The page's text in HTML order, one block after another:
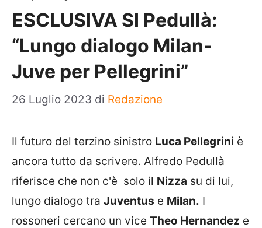
ESCLUSIVA SI Pedullà:
“Lungo dialogo Milan-
Juve per Pellegrini”
26 Luglio 2023 di Redazione
Il futuro del terzino sinistro Luca Pellegrini è
ancora tutto da scrivere. Alfredo Pedullà
riferisce che non c'è solo il Nizza su di lui,
lungo dialogo tra Juventus e Milan. I
rossoneri cercano un vice Theo Hernandez e